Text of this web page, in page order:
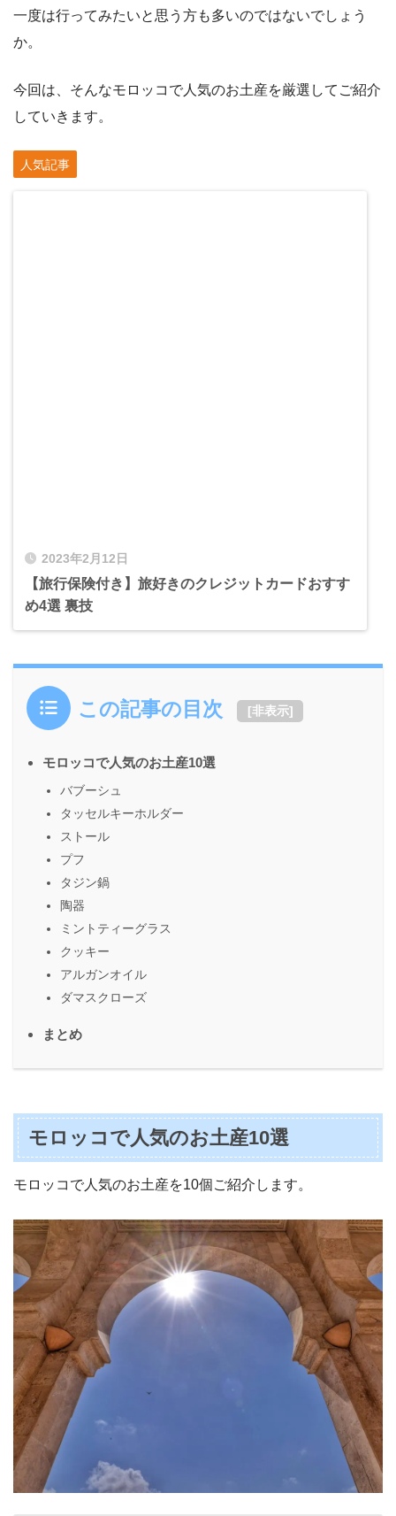
一度は行ってみたいと思う方も多いのではないでしょう
か。
今回は、そんなモロッコで人気のお土産を厳選してご紹介
していきます。
人気記事
2023年2月12日
【旅行保険付き】旅好きのクレジットカードおすす
め4選 裏技
この記事の目次 [非表示]
モロッコで人気のお土産10選
バブーシュ
タッセルキーホルダー
ストール
プフ
タジン鍋
陶器
ミントティーグラス
クッキー
アルガンオイル
ダマスクローズ
まとめ
モロッコで人気のお土産10選
モロッコで人気のお土産を10個ご紹介します。